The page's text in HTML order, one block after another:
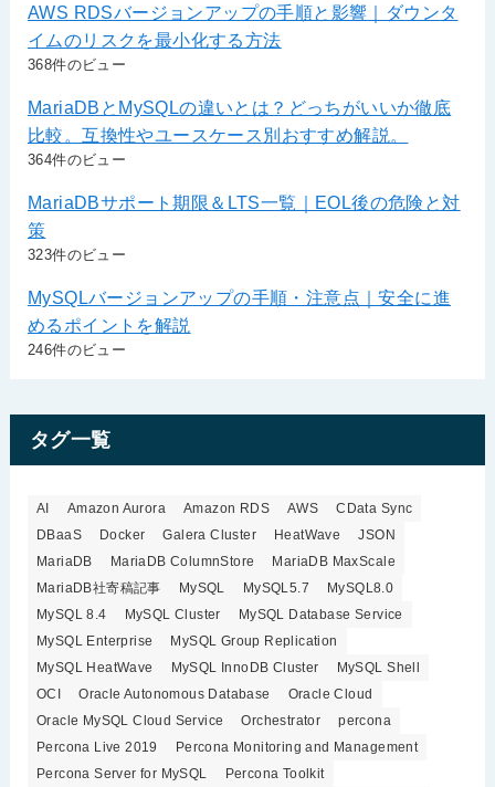
AWS RDSバージョンアップの手順と影響｜ダウンタ
イムのリスクを最小化する方法
368件のビュー
MariaDBとMySQLの違いとは？どっちがいいか徹底
比較。互換性やユースケース別おすすめ解説。
364件のビュー
MariaDBサポート期限＆LTS一覧｜EOL後の危険と対
策
323件のビュー
MySQLバージョンアップの手順・注意点｜安全に進
めるポイントを解説
246件のビュー
タグ一覧
AI Amazon Aurora Amazon RDS AWS
CData Sync
DBaaS
Docker Galera Cluster HeatWave
JSON
MariaDB
MariaDB ColumnStore
MariaDB MaxScale
MariaDB社寄稿記事
MySQL MySQL5.7
MySQL8.0
MySQL 8.4
MySQL Cluster
MySQL Database Service
MySQL Enterprise
MySQL Group Replication
MySQL HeatWave
MySQL InnoDB Cluster
MySQL Shell
OCI
Oracle Autonomous Database
Oracle Cloud
Oracle MySQL Cloud Service
Orchestrator
percona
Percona Live 2019
Percona Monitoring and Management
Percona Server for MySQL
Percona Toolkit